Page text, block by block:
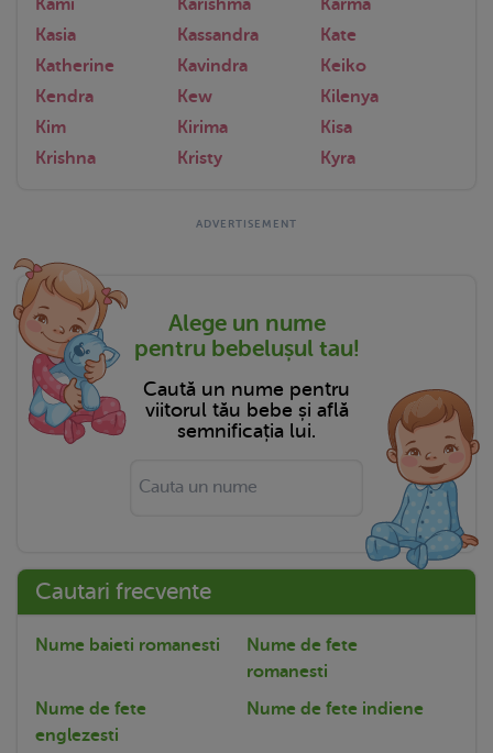
Kasia
Kassandra
Kate
Katherine
Kavindra
Keiko
Kendra
Kew
Kilenya
Kim
Kirima
Kisa
Krishna
Kristy Kyra
Alege un nume
pentru bebelușul tau!
Caută un nume pentru
viitorul tău bebe și află
semnificația lui.
Cautari frecvente
Nume baieti romanesti
Nume de fete
romanesti
Nume de fete
englezesti
Nume de fete indiene